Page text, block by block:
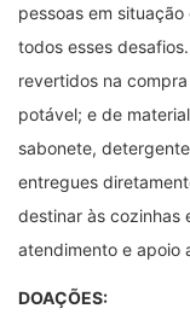
pessoas em
todos esses
revertidos na
potável; e de
sabonete,
entregues
destinar às cozinhas
atendimento e apoio
DOAÇÕES: